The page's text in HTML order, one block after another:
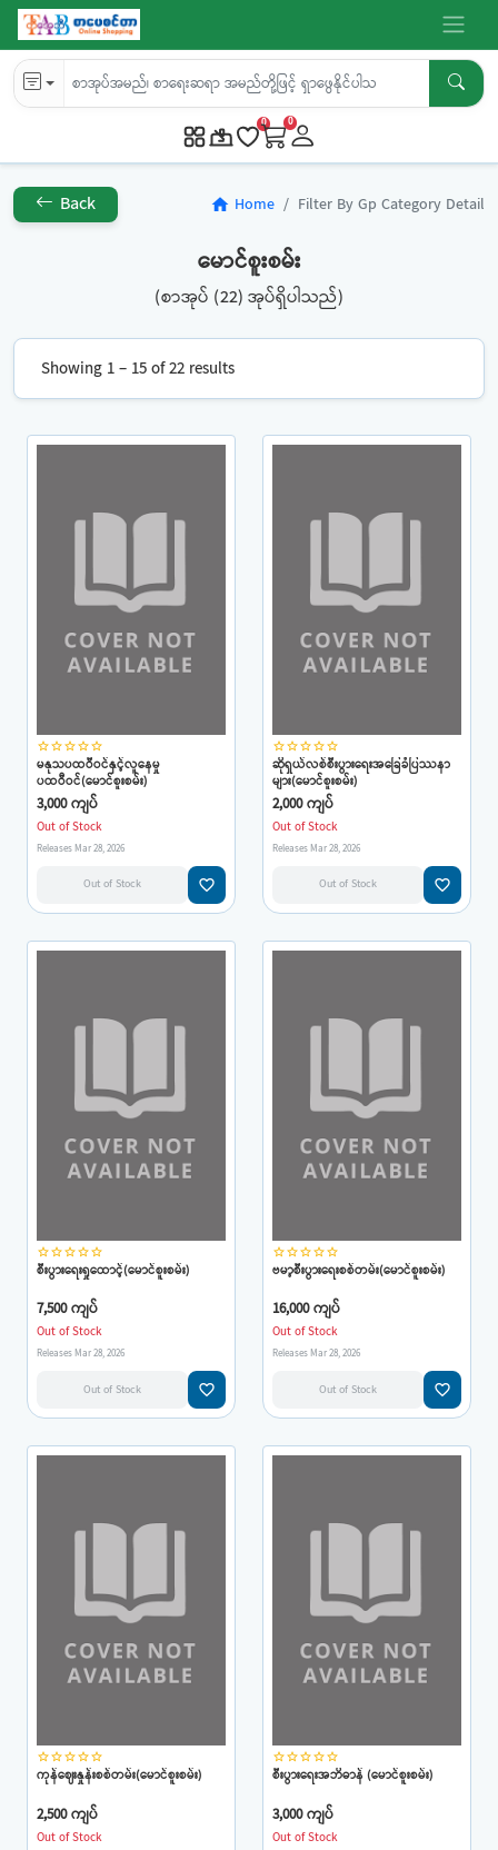
0 0
Back home Home Filter By Gp Category Detail
မောင်စူးစမ်း
(စာအုပ် (22) အုပ်ရှိပါသည်)
Showing 1 – 15 of 22 results
star_borderstar_borderstar_borderstar_borderstar_border
မနုသပထဝီဝင်နှင့်လူနေမှု
ပထဝီဝင်(မောင်စူးစမ်း)
3,000 ကျပ်
Out of Stock
Releases Mar 28, 2026
Out of Stock favorite_border
star_borderstar_borderstar_borderstar_borderstar_border
ဆိုရှယ်လစ်စီးပွားရေးအခြေခံပြဿနာ
များ(မောင်စူးစမ်း)
2,000 ကျပ်
Out of Stock
Releases Mar 28, 2026
Out of Stock favorite_border
star_borderstar_borderstar_borderstar_borderstar_border
စီးပွားရေးရှုထောင့်(မောင်စူးစမ်း)
7,500 ကျပ်
Out of Stock
Releases Mar 28, 2026
Out of Stock favorite_border
star_borderstar_borderstar_borderstar_borderstar_border
ဗမာ့စီးပွားရေးစစ်တမ်း(မောင်စူးစမ်း)
16,000 ကျပ်
Out of Stock
Releases Mar 28, 2026
Out of Stock favorite_border
star_borderstar_borderstar_borderstar_borderstar_border
ကုန်ဈေးနှုန်းစစ်တမ်း(မောင်စူးစမ်း)
2,500 ကျပ်
Out of Stock
star_borderstar_borderstar_borderstar_borderstar_border
စီးပွားရေးအဘိဓာန် (မောင်စူးစမ်း)
3,000 ကျပ်
Out of Stock